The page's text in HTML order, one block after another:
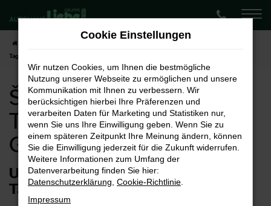
Zum
Hauptinhalt
springen
Škoda Kodiaq
Tageszulassung für Göttingen
Škoda Kodiaq
Tageszulassung für
Göttingen
Unsere Tipps für eine Škoda Kodiaq
Tageszulassung in Göttingen
Cookie Einstellungen
Wir nutzen Cookies, um Ihnen die bestmögliche
Nutzung unserer Webseite zu ermöglichen und unsere
Kommunikation mit Ihnen zu verbessern. Wir
berücksichtigen hierbei Ihre Präferenzen und
verarbeiten Daten für Marketing und Statistiken nur,
wenn Sie uns Ihre Einwilligung geben. Wenn Sie zu
einem späteren Zeitpunkt Ihre Meinung ändern, können
Sie die Einwilligung jederzeit für die Zukunft widerrufen.
Weitere Informationen zum Umfang der
Datenverarbeitung finden Sie hier:
Datenschutzerklärung Cookie-Richtlinie
Impressum